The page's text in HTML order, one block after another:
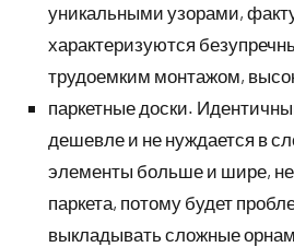
уникальными узорами,
характеризуются
трудоемким монтажом,
паркетные доски.
дешевле и не нуждается в
элементы больше и шире,
паркета, потому будет
выкладывать сложные